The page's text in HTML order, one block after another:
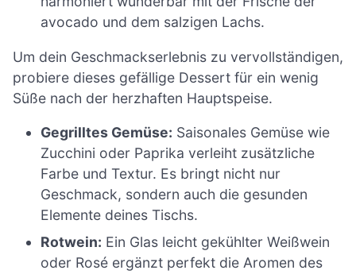
avocado und dem salzigen Lachs.
Um dein Geschmackserlebnis zu vervollständigen,
probiere dieses gefällige Dessert für ein wenig
Süße nach der herzhaften Hauptspeise.
Gegrilltes Gemüse: Saisonales Gemüse wie
Zucchini oder Paprika verleiht zusätzliche
Farbe und Textur. Es bringt nicht nur
Geschmack, sondern auch die gesunden
Elemente deines Tischs.
Rotwein: Ein Glas leicht gekühlter Weißwein
oder Rosé ergänzt perfekt die Aromen des